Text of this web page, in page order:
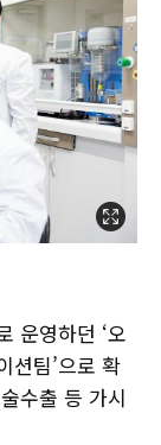
운영하던 ‘오
션팀’으로 확
수출 등 가시